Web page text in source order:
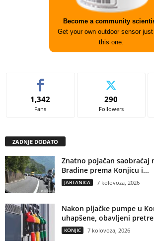
Become a community
Get your own outdoor sensor
this one.
1,342
Fans
290
Followers
ZADNJE DODATO
Znatno pojačan saobraćaj
Bradine prema Konjicu i...
JABLANICA 7 kolovoza, 2026
Nakon pljačke pumpe u
uhapšene, obavljeni
KONJIC 7 kolovoza, 2026